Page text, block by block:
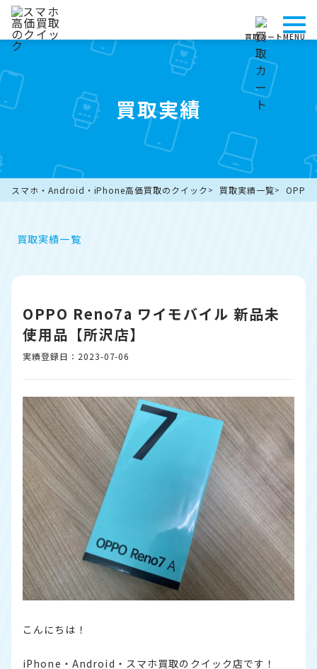
買取カートMENU
買取実績
スマホ・Android・iPhone高価買取のクイック 買取実績一覧 OPPO
買取実績一覧
OPPO Reno7a ワイモバイル 新品未
使用品【所沢店】
実績登録日：2023-07-06
こんにちは！
iPhone・Android・スマホ買取のクイック店です！